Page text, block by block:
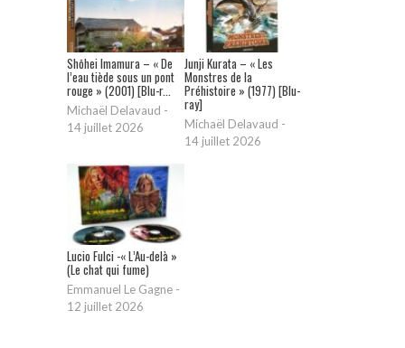
Shōhei Imamura – « De
l’eau tiède sous un pont
rouge » (2001) [Blu-r...
Michaël Delavaud -
14 juillet 2026
Junji Kurata – « Les
Monstres de la
Préhistoire » (1977) [Blu-
ray]
Michaël Delavaud -
14 juillet 2026
Lucio Fulci -« L’Au-delà »
(Le chat qui fume)
Emmanuel Le Gagne -
12 juillet 2026